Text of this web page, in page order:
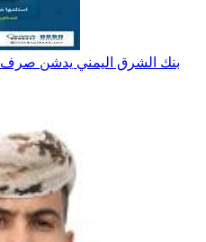
بنك الشرق اليمني يدشن صرف